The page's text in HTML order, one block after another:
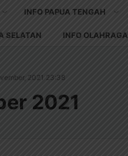
INFO PAPUA TENGAH
SELATAN INFO OLAHRAGA
2021 23:38
2021